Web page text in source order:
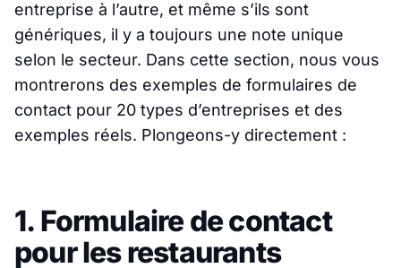
entreprise à l’autre, et même s’ils sont
génériques, il y a toujours une note unique
selon le secteur. Dans cette section, nous vous
montrerons des exemples de formulaires de
contact pour 20 types d’entreprises et des
exemples réels. Plongeons-y directement :
1. Formulaire de contact
pour les restaurants